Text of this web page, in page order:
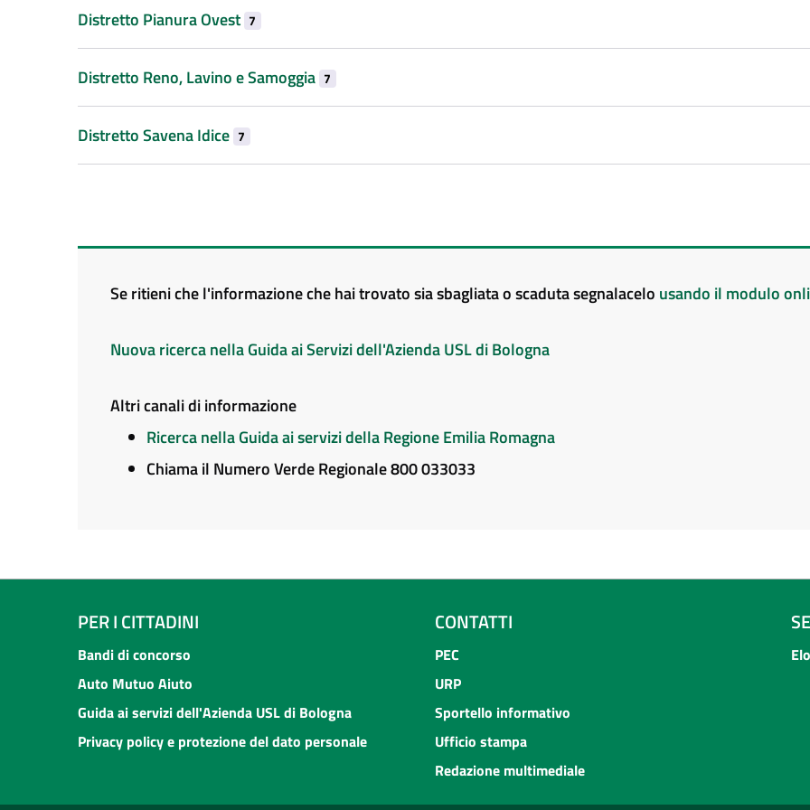
Distretto Pianura Ovest 7
Distretto Reno, Lavino e Samoggia 7
Distretto Savena Idice 7
Se ritieni che l'informazione che hai trovato sia sbagliata o scaduta segnalacelo usando il modulo
Nuova ricerca nella Guida ai Servizi dell'Azienda USL di Bologna
Altri canali di informazione
Ricerca nella Guida ai servizi della Regione Emilia Romagna
Chiama il Numero Verde Regionale 800 033033
PER I CITTADINI
Bandi di concorso
Auto Mutuo Aiuto
Guida ai servizi dell'Azienda USL di Bologna
Privacy policy e protezione del dato personale
CONTATTI
PEC
URP
Sportello informativo
Ufficio stampa
Redazione multimediale